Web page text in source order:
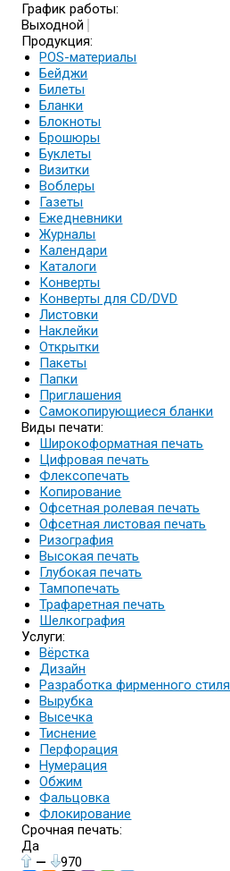
График работы:
Выходной
Продукция:
POS-материалы
Бейджи
Билеты
Бланки
Блокноты
Брошюры
Буклеты
Визитки
Воблеры
Газеты
Ежедневники
Журналы
Календари
Каталоги
Конверты
Конверты для CD/DVD
Листовки
Наклейки
Открытки
Пакеты
Папки
Приглашения
Самокопирующиеся бланки
Виды печати:
Широкоформатная печать
Цифровая печать
Флексопечать
Копирование
Офсетная ролевая печать
Офсетная листовая печать
Ризография
Высокая печать
Глубокая печать
Тампопечать
Трафаретная печать
Шелкография
Услуги:
Вёрстка
Дизайн
Разработка фирменного стиля
Вырубка
Высечка
Тиснение
Перфорация
Нумерация
Обжим
Фальцовка
Флокирование
Срочная печать:
Да
—
970